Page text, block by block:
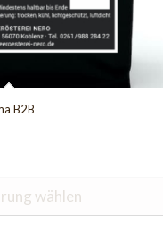
B2B
wählen